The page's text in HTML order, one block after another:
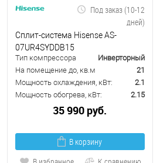
Под заказ (10-12
дней)
Сплит-система Hisense AS-
07UR4SYDDB15
Тип компрессора
Инверторный
На помещение до, кв.м
21
Мощность охлаждения, кВт:
2.1
Мощность обогрева, кВт:
2.15
35 990 руб.
В корзину